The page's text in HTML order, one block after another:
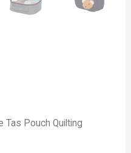
Tas Pouch Quilting